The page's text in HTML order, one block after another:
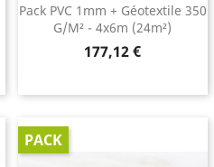
Pack PVC 1mm + Géotextile 350
G/m² - 4x6m (24m²)
Prix
177,12 €
PACK